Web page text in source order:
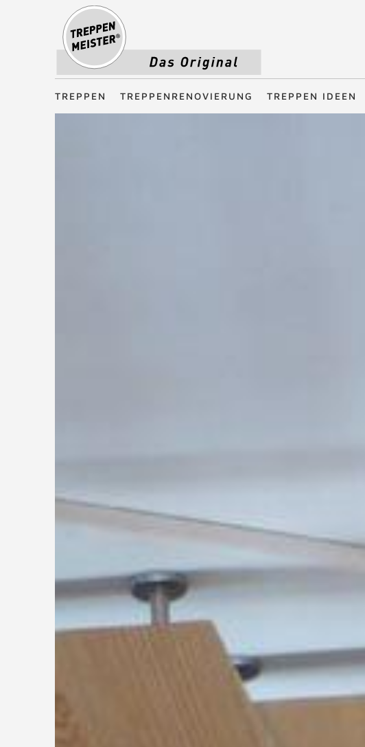
Treppenmeister - Das Original
TREPPEN TREPPENRENOVIERUNG TREPPEN IDEEN